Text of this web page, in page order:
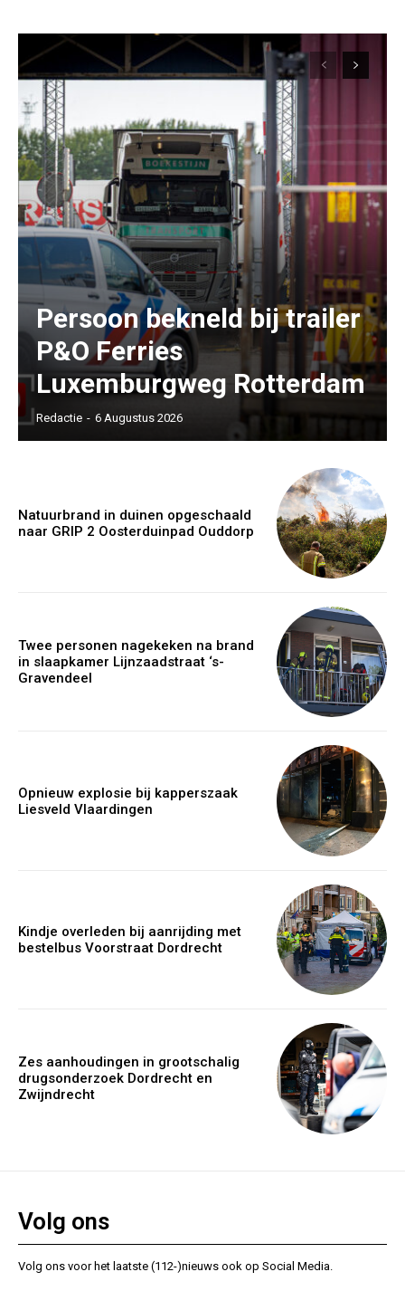
Persoon bekneld bij trailer
P&O Ferries
Luxemburgweg Rotterdam
Redactie - 6 Augustus 2026
Natuurbrand in duinen opgeschaald
naar GRIP 2 Oosterduinpad Ouddorp
Twee personen nagekeken na brand
in slaapkamer Lijnzaadstraat ‘s-
Gravendeel
Opnieuw explosie bij kapperszaak
Liesveld Vlaardingen
Kindje overleden bij aanrijding met
bestelbus Voorstraat Dordrecht
Zes aanhoudingen in grootschalig
drugsonderzoek Dordrecht en
Zwijndrecht
Volg ons
Volg ons voor het laatste (112-)nieuws ook op Social Media.